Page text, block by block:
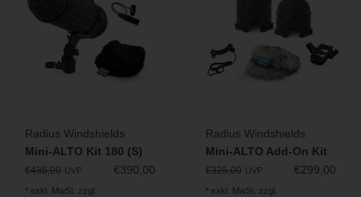
Radius Windshields
Mini-ALTO Kit 180 (S)
€435,00 UVP €390,00
* exkl. MwSt. zzgl.
Radius Windshields
Mini-ALTO Add-On Kit
€325,00 UVP €299,00
* exkl. MwSt. zzgl.